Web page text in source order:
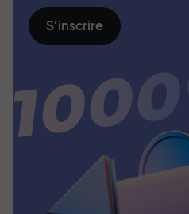
S’inscrire